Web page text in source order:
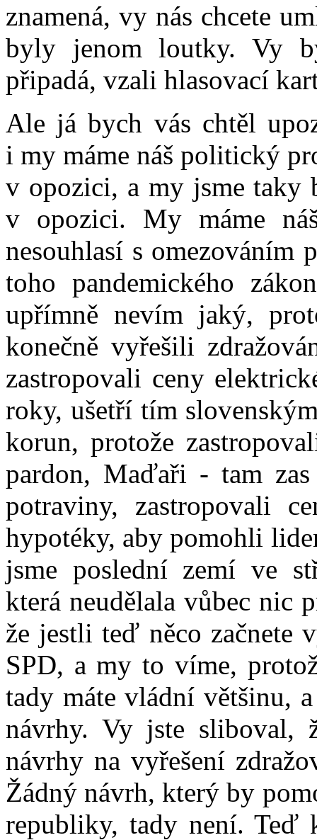
znamená, vy nás chcete
byly jenom loutky. Vy
připadá, vzali hlasovací
Ale já bych vás chtěl
i my máme náš politický
v opozici, a my jsme
v opozici. My máme
nesouhlasí s omezováním
toho pandemického
upřímně nevím jaký,
konečně vyřešili
zastropovali ceny
roky, ušetří tím
korun, protože
pardon, Maďaři - tam
potraviny, zastropovali
hypotéky, aby pomohli
jsme poslední zemí ve
která neudělala vůbec nic
že jestli teď něco začnete
SPD, a my to víme,
tady máte vládní většinu,
návrhy. Vy jste sliboval,
návrhy na vyřešení
Žádný návrh, který by
republiky, tady není. Teď